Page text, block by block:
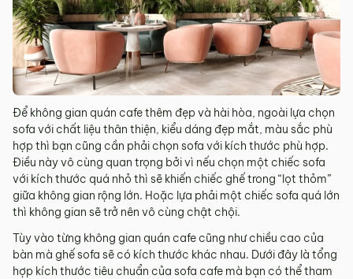
Để không gian quán cafe thêm đẹp và hài hòa, ngoài lựa chọn
sofa với chất liệu thân thiện, kiểu dáng đẹp mắt, màu sắc phù
hợp thì bạn cũng cần phải chọn sofa với kích thước phù hợp.
Điều này vô cùng quan trọng bởi vì nếu chọn một chiếc sofa
với kích thước quá nhỏ thì sẽ khiến chiếc ghế trong “lọt thỏm”
giữa không gian rộng lớn. Hoặc lựa phải một chiếc sofa quá lớn
thì không gian sẽ trở nên vô cùng chật chội.
Tùy vào từng không gian quán cafe cũng như chiều cao của
bàn mà ghế sofa sẽ có kích thước khác nhau. Dưới đây là tổng
hợp kích thước tiêu chuẩn của sofa cafe mà bạn có thể tham